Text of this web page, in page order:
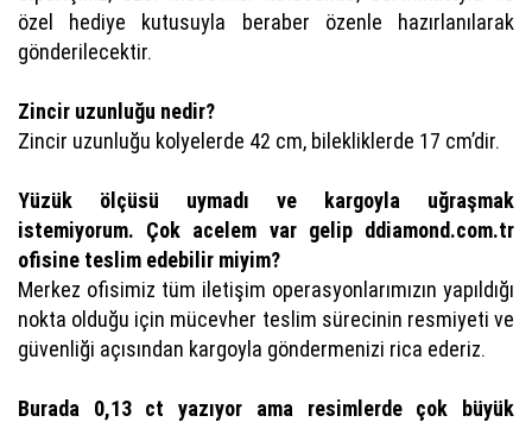
özel hediye kutusuyla beraber özenle hazırlanılarak
gönderilecektir.
Zincir uzunluğu nedir?
Zincir uzunluğu kolyelerde 42 cm, bilekliklerde 17 cm’dir.
Yüzük ölçüsü uymadı ve kargoyla uğraşmak
istemiyorum. Çok acelem var gelip ddiamond.com.tr
ofisine teslim edebilir miyim?
Merkez ofisimiz tüm iletişim operasyonlarımızın yapıldığı
nokta olduğu için mücevher teslim sürecinin resmiyeti ve
güvenliği açısından kargoyla göndermenizi rica ederiz.
Burada 0,13 ct yazıyor ama resimlerde çok büyük